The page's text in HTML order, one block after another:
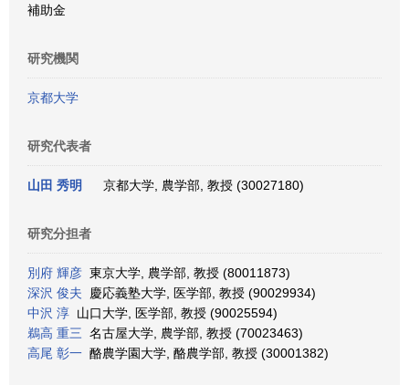
補助金
研究機関
京都大学
研究代表者
山田 秀明 京都大学, 農学部, 教授 (30027180)
研究分担者
別府 輝彦 東京大学, 農学部, 教授 (80011873)
深沢 俊夫 慶応義塾大学, 医学部, 教授 (90029934)
中沢 淳 山口大学, 医学部, 教授 (90025594)
鵜高 重三 名古屋大学, 農学部, 教授 (70023463)
高尾 彰一 酪農学園大学, 酪農学部, 教授 (30001382)